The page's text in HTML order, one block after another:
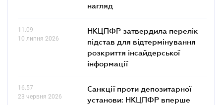
нагляд
11.09
10 липня 2026
НКЦПФР затвердила перелік
підстав для відтермінування
розкриття інсайдерської
інформації
16.57
23 червня 2026
Санкції проти депозитарної
установи: НКЦПФР вперше